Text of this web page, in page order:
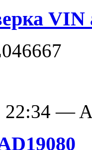
VIN
22:34 —